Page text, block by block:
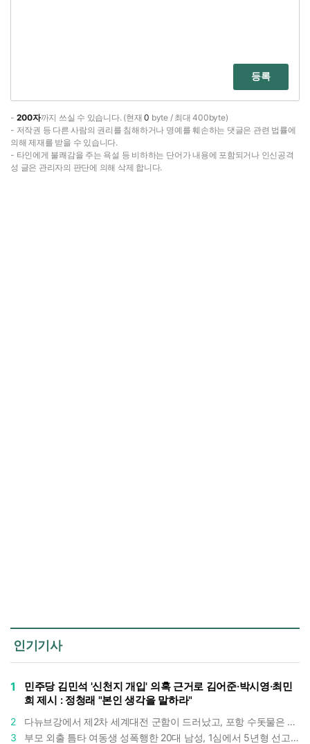
등록
- 200자까지 쓰실 수 있습니다. (현재0 byte / 최대 400byte)
- 저작권 등 다른 사람의 권리를 침해하거나 명예를 훼손하는 댓글은 관련 법률에
의해 제재를 받을 수 있습니다.
- 타인에게 불쾌감을 주는 욕설 등 비하하는 단어가 내용에 포함되거나 인신공격
성 글은 관리자의 판단에 의해 삭제 합니다.
인기기사
1
민주당 김민석 '신천지 개입' 의혹 근거로 김어준·박시영·최민
희 제시 : 정청래 "본인 생각을 말하라"
2
다뉴브강에서 제2차 세계대전 군함이 드러났고, 포항 수돗물은 갑자기 짜졌다 : 폭염·가뭄이 만든 낯선 풍경
3
부모 외출 틈타 여동생 성폭행한 20대 남성, 1심에서 5년형 선고 : 친족 간 '암수범죄'의 심각성